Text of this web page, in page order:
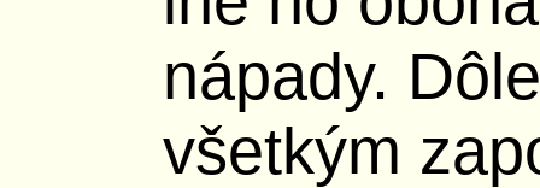
nápady.
všetkým